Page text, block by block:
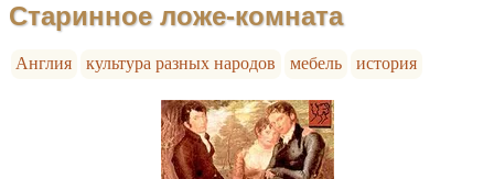
Старинное ложе-комната
Англия культура разных народов мебель история